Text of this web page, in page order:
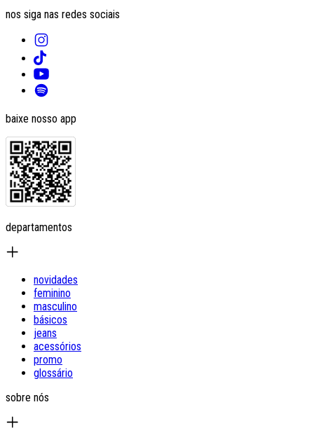
nos siga nas redes sociais
baixe nosso app
departamentos
novidades
feminino
masculino
básicos
jeans
acessórios
promo
glossário
sobre nós